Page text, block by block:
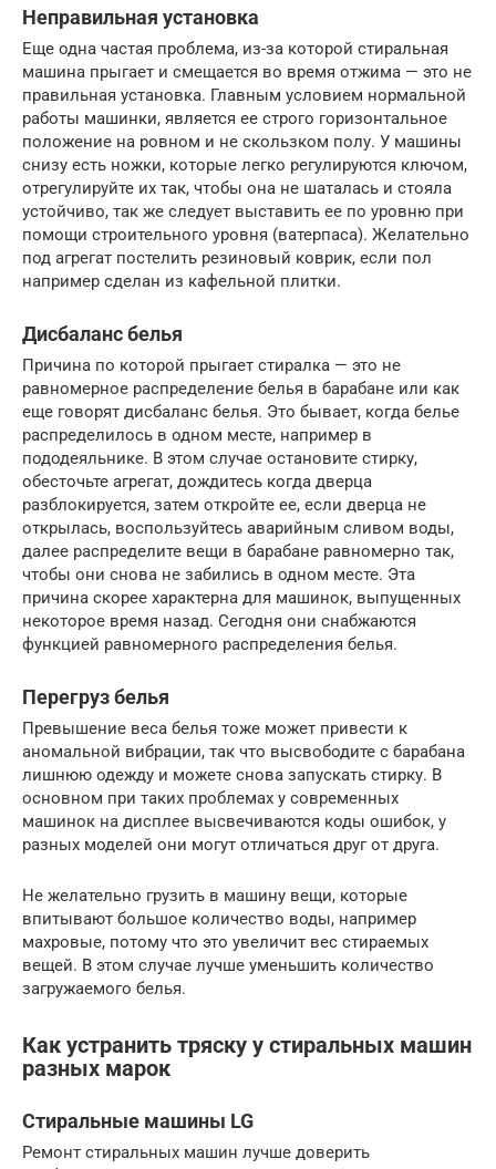
Неправильная установка
Еще одна частая проблема, из-за которой стиральная
машина прыгает и смещается во время отжима — это не
правильная установка. Главным условием нормальной
работы машинки, является ее строго горизонтальное
положение на ровном и не скользком полу. У машины
снизу есть ножки, которые легко регулируются ключом,
отрегулируйте их так, чтобы она не шаталась и стояла
устойчиво, так же следует выставить ее по уровню при
помощи строительного уровня (ватерпаса). Желательно
под агрегат постелить резиновый коврик, если пол
например сделан из кафельной плитки.
Дисбаланс белья
Причина по которой прыгает стиралка — это не
равномерное распределение белья в барабане или как
еще говорят дисбаланс белья. Это бывает, когда белье
распределилось в одном месте, например в
пододеяльнике. В этом случае остановите стирку,
обесточьте агрегат, дождитесь когда дверца
разблокируется, затем откройте ее, если дверца не
открылась, воспользуйтесь аварийным сливом воды,
далее распределите вещи в барабане равномерно так,
чтобы они снова не забились в одном месте. Эта
причина скорее характерна для машинок, выпущенных
некоторое время назад. Сегодня они снабжаются
функцией равномерного распределения белья.
Перегруз белья
Превышение веса белья тоже может привести к
аномальной вибрации, так что высвободите с барабана
лишнюю одежду и можете снова запускать стирку. В
основном при таких проблемах у современных
машинок на дисплее высвечиваются коды ошибок, у
разных моделей они могут отличаться друг от друга.
Не желательно грузить в машину вещи, которые
впитывают большое количество воды, например
махровые, потому что это увеличит вес стираемых
вещей. В этом случае лучше уменьшить количество
загружаемого белья.
Как устранить тряску у стиральных машин
разных марок
Стиральные машины LG
Ремонт стиральных машин лучше доверить